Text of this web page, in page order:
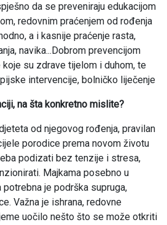
da se preveniraju edukacijom
redovnim praćenjem od rođenja
a i kasnije praćenje rasta,
navika...Dobrom prevencijom
su zdrave tijelom i duhom, te
intervencije, bolničko liječenje
na šta konkretno mislite?
od njegovog rođenja, pravilan
porodice prema novom životu
podizati bez tenzije i stresa,
Majkama posebno u
je podrška supruga,
Važna je ishrana, redovne
uočilo nešto što se može otkriti